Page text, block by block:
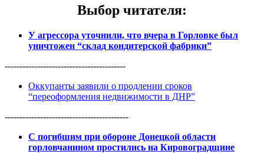
Выбор читателя:
У агрессора уточнили, что вчера в Горловке был
уничтожен “склад кондитерской фабрики”
-----------------------------------------
Оккупанты заявили о продлении сроков
“переоформления недвижимости в ДНР”
------------------------------------------
С погибшим при обороне Донецкой области
горловчанином простились на Кировоградщине